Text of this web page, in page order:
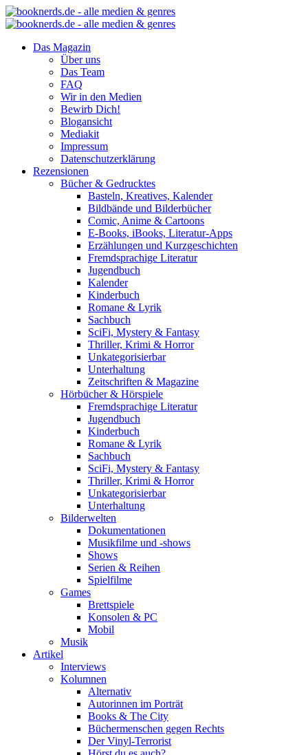
Das Magazin
Über uns
Das Team
FAQ
Wir in den Medien
Bewirb Dich!
Blogansicht
Mediakit
Impressum
Datenschutzerklärung
Rezensionen
Bücher & Gedrucktes
Basteln, Kreatives, Kalender
Bildbände und Bilderbücher
Comic, Anime & Cartoons
E-Books, iBooks, Literatur-Apps
Erzählungen und Kurzgeschichten
Fremdsprachige Literatur
Jugendbuch
Kalender
Kinderbuch
Romane & Lyrik
Sachbuch
SciFi, Mystery & Fantasy
Thriller, Krimi & Horror
Unkategorisierbar
Unterhaltung
Zeitschriften & Magazine
Hörbücher & Hörspiele
Fremdsprachige Literatur
Jugendbuch
Kinderbuch
Romane & Lyrik
Sachbuch
SciFi, Mystery & Fantasy
Thriller, Krimi & Horror
Unkategorisierbar
Unterhaltung
Bilderwelten
Dokumentationen
Musikfilme und -shows
Shows
Serien & Reihen
Spielfilme
Games
Brettspiele
Konsolen & PC
Mobil
Musik
Artikel
Interviews
Kolumnen
Alternativ
Autorinnen im Porträt
Books & The City
Büchermenschen gegen Rechts
Der Vinyl-Terrorist